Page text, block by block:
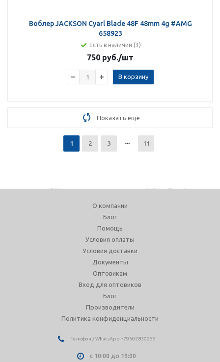
Воблер JACKSON Cyarl Blade 48F 48mm 4g #AMG
658923
Есть в наличии (3)
750 руб./шт
В корзину
Показать еще
1 2 3 11
О компании
Блог
Помощь
Условия оплаты
Условия доставки
Документы
Оптовикам
Вход для оптовиков
Блог
Производители
Политика конфиденциальности
Телефон / WhatsApp +79502830055
с 10:00 до 19:00